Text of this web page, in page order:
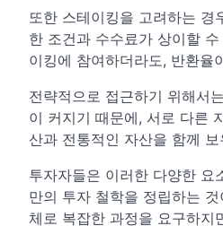
또한 스테이킹을 고려하는 경
한 조건과 수수료가 상이할
이킹에 참여하더라도, 반환율
전략적으로 접근하기 위해서
이 커지기 때문에, 서로 다른
산과 전통적인 자산을 함께
투자자들은 이러한 다양한 요
만의 투자 철학을 정립하는
체로 복잡한 과정을 요구하지